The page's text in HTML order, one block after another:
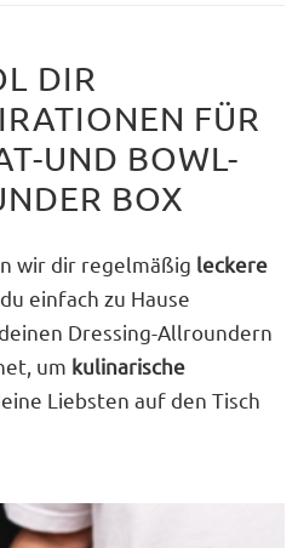
DIR
FÜR
UND BOWL-
BOX
wir dir regelmäßig leckere
einfach zu Hause
Dressing-Allroundern
um kulinarische
Liebsten auf den Tisch